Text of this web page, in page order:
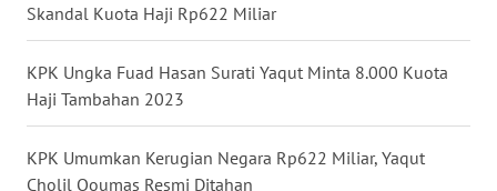
Skandal Kuota Haji Rp622 Miliar
KPK Ungka Fuad Hasan Surati Yaqut Minta 8.000 Kuota
Haji Tambahan 2023
KPK Umumkan Kerugian Negara Rp622 Miliar, Yaqut
Cholil Qoumas Resmi Ditahan
PAPUA
WN
WN